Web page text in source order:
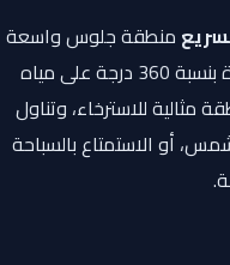
منطقة جلوس واسعة
ومفتوحة تمنحك إطلالة بانورامية ساحرة بنسبة 360 درجة على مياه
مثالية للاسترخاء، وتناول
أو الاستمتاع بالسباحة